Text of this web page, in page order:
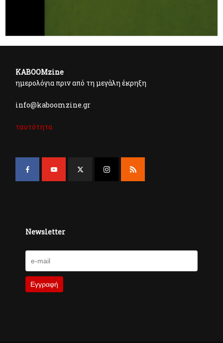
KABOOMzine
ημερολόγια πριν από τη μεγάλη έκρηξη
info@kaboomzine.gr
ταυτότητα
Newsletter